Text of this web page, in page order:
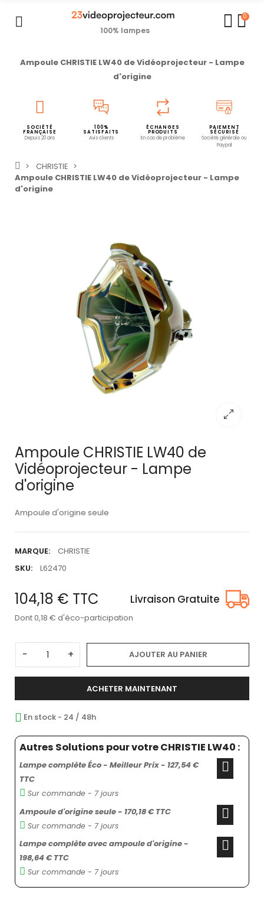
100% lampes
0
Ampoule CHRISTIE LW40 de Vidéoprojecteur - Lampe
d'origine
SOCIÉTÉ
FRANÇAISE
Depuis 20 ans
100%
SATISFAITS
Avis clients
ÉCHANGES
PRODUITS
En cas de problème
PAIEMENT
SÉCURISÉ
Société générale ou
Paypal
CHRISTIE
Ampoule CHRISTIE LW40 de Vidéoprojecteur - Lampe
d'origine
Ampoule CHRISTIE LW40 de
Vidéoprojecteur - Lampe
d'origine
Ampoule d'origine seule
MARQUE:
CHRISTIE
SKU:
L62470
104,18 € TTC Livraison Gratuite
Dont 0,18 € d'éco-participation
- + AJOUTER AU PANIER
ACHETER MAINTENANT
En stock - 24 / 48h
Autres Solutions pour votre CHRISTIE LW40 :
Lampe complète Éco - Meilleur Prix - 127,54 €
TTC
Sur commande - 7 jours
Ampoule d'origine seule - 170,18 € TTC
Sur commande - 7 jours
Lampe complète avec ampoule d'origine -
198,64 € TTC
Sur commande - 7 jours